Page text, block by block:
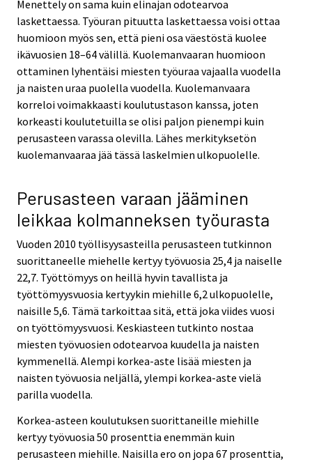
Menettely on sama kuin elinajan odotearvoa
laskettaessa. Työuran pituutta laskettaessa voisi ottaa
huomioon myös sen, että pieni osa väestöstä kuolee
ikävuosien 18–64 välillä. Kuolemanvaaran huomioon
ottaminen lyhentäisi miesten työuraa vajaalla vuodella
ja naisten uraa puolella vuodella. Kuolemanvaara
korreloi voimakkaasti koulutustason kanssa, joten
korkeasti koulutetuilla se olisi paljon pienempi kuin
perusasteen varassa olevilla. Lähes merkityksetön
kuolemanvaaraa jää tässä laskelmien ulkopuolelle.
Perusasteen varaan jääminen
leikkaa kolmanneksen työurasta
Vuoden 2010 työllisyysasteilla perusasteen tutkinnon
suorittaneelle miehelle kertyy työvuosia 25,4 ja naiselle
22,7. Työttömyys on heillä hyvin tavallista ja
työttömyysvuosia kertyykin miehille 6,2 ulkopuolelle,
naisille 5,6. Tämä tarkoittaa sitä, että joka viides vuosi
on työttömyysvuosi. Keskiasteen tutkinto nostaa
miesten työvuosien odotearvoa kuudella ja naisten
kymmenellä. Alempi korkea-aste lisää miesten ja
naisten työvuosia neljällä, ylempi korkea-aste vielä
parilla vuodella.
Korkea-asteen koulutuksen suorittaneille miehille
kertyy työvuosia 50 prosenttia enemmän kuin
perusasteen miehille. Naisilla ero on jopa 67 prosenttia,